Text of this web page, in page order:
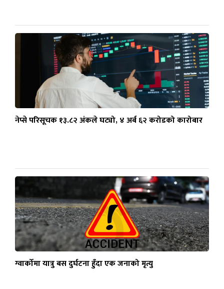
नेप्से परिसूचक १३.८२ अंकले घट्यो, ४ अर्ब ६२ करोडको कारोबार
ग्वार्कोमा यात्रु बस दुर्घटना हुँदा एक जनाको मृत्यु